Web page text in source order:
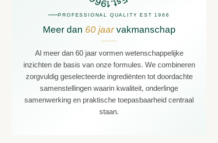
PROFESSIONAL QUALITY EST 1966
Meer dan 60 jaarvakmanschap
Al meer dan 60 jaar vormen wetenschappelijke
inzichten de basis van onze formules. We combineren
zorgvuldig geselecteerde ingrediënten tot doordachte
samenstellingen waarin kwaliteit, onderlinge
samenwerking en praktische toepasbaarheid centraal
staan.